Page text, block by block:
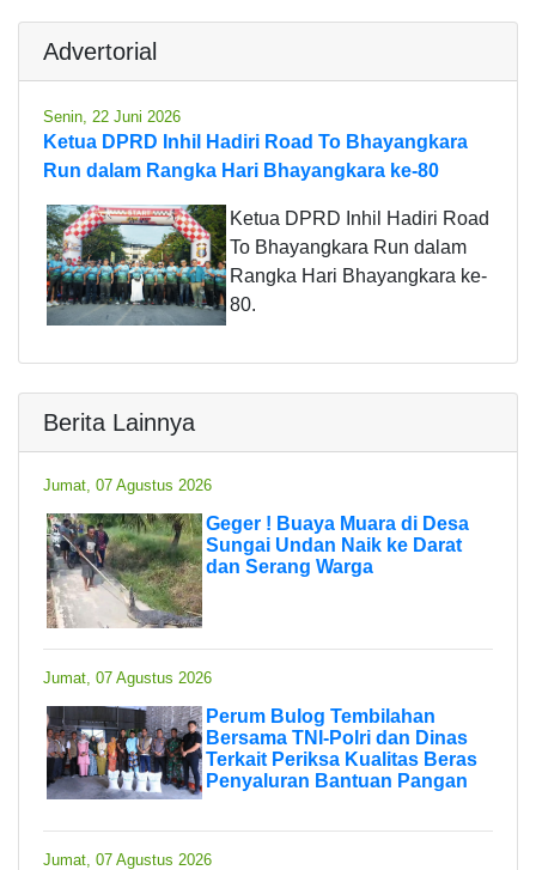
Advertorial
Senin, 22 Juni 2026
Ketua DPRD Inhil Hadiri Road To Bhayangkara
Run dalam Rangka Hari Bhayangkara ke-80
Ketua DPRD Inhil Hadiri Road
To Bhayangkara Run dalam
Rangka Hari Bhayangkara ke-
80.
Berita Lainnya
Jumat, 07 Agustus 2026
Geger ! Buaya Muara di Desa
Sungai Undan Naik ke Darat
dan Serang Warga
Jumat, 07 Agustus 2026
Perum Bulog Tembilahan
Bersama TNI-Polri dan Dinas
Terkait Periksa Kualitas Beras
Penyaluran Bantuan Pangan
Jumat, 07 Agustus 2026